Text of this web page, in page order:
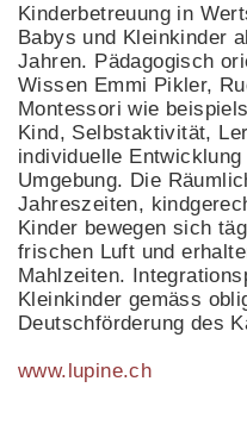
Kinderbetreuung in
Babys und Kleinkinder
Jahren. Pädagogisch
Wissen Emmi Pikler,
Montessori wie
Kind, Selbstaktivität,
individuelle
Umgebung. Die
Jahreszeiten,
Kinder bewegen sich
frischen Luft und
Mahlzeiten.
Kleinkinder gemäss
Deutschförderung des
www.lupine.ch